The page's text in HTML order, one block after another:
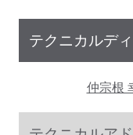
テクニカルデ
仲宗根